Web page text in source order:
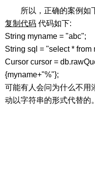
所以，正确的案例如
复制代码 代码如下:
String myname = "abc";
String sql = "select *
Cursor cursor =
{myname+"%"};
可能有人会问为什么不用
动以字符串的形式代替的。